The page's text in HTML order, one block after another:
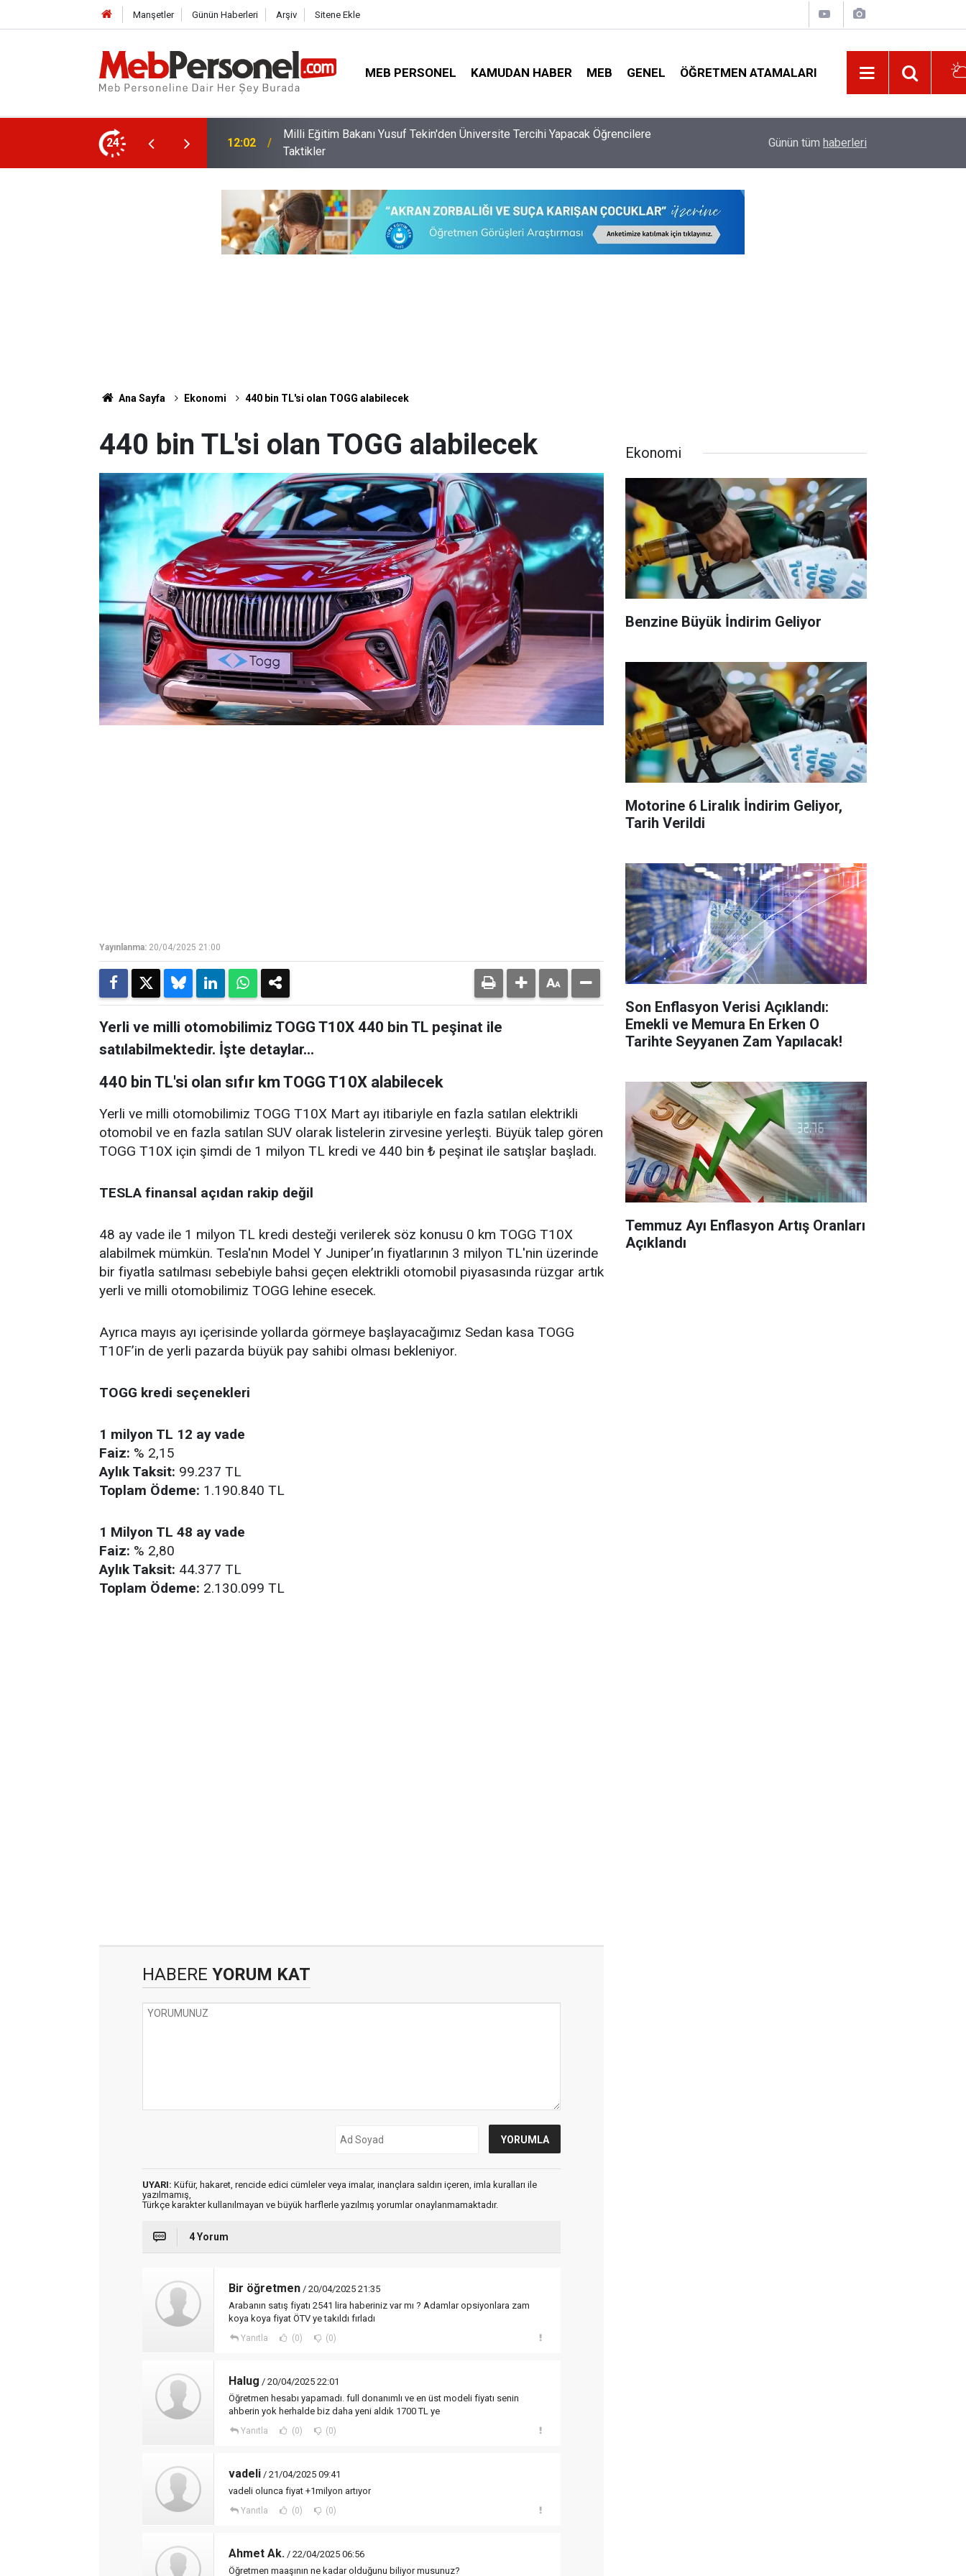
Manşetler Günün Haberleri Arşiv Sitene Ekle
MEB PERSONEL KAMUDAN HABER MEB GENEL ÖĞRETMEN ATAMALARI
24
Üniversite Tercihi Yapacak Öğrencilere
11:32 İl Dışı Özür Grubu Tercihlerinin Onayı İçin Öğretmenlerin Bir Günü Kalıyor Öğretmenlerin Maaş Promosyonunda İhale
Günün tüm haberleri
Ana Sayfa Ekonomi 440 bin TL'si olan TOGG alabilecek
440 bin TL'si olan TOGG alabilecek
Yayınlanma: 20/04/2025 21:00
Yerli ve milli otomobilimiz TOGG T10X 440 bin TL peşinat ile
satılabilmektedir. İşte detaylar…
440 bin TL'si olan sıfır km TOGG T10X alabilecek
Yerli ve milli otomobilimiz TOGG T10X Mart ayı itibariyle en fazla satılan elektrikli
otomobil ve en fazla satılan SUV olarak listelerin zirvesine yerleşti. Büyük talep gören
TOGG T10X için şimdi de 1 milyon TL kredi ve 440 bin ₺ peşinat ile satışlar başladı.
TESLA finansal açıdan rakip değil
48 ay vade ile 1 milyon TL kredi desteği verilerek söz konusu 0 km TOGG T10X
alabilmek mümkün. Tesla'nın Model Y Juniper’ın fiyatlarının 3 milyon TL'nin üzerinde
bir fiyatla satılması sebebiyle bahsi geçen elektrikli otomobil piyasasında rüzgar artık
yerli ve milli otomobilimiz TOGG lehine esecek.
Ayrıca mayıs ayı içerisinde yollarda görmeye başlayacağımız Sedan kasa TOGG
T10F’in de yerli pazarda büyük pay sahibi olması bekleniyor.
TOGG kredi seçenekleri
1 milyon TL 12 ay vade
Faiz: % 2,15
Aylık Taksit: 99.237 TL
Toplam Ödeme: 1.190.840 TL
1 Milyon TL 48 ay vade
Faiz: % 2,80
Aylık Taksit: 44.377 TL
Toplam Ödeme: 2.130.099 TL
HABERE YORUM KAT
UYARI: Küfür, hakaret, rencide edici cümleler veya imalar, inançlara saldırı içeren, imla kuralları ile
yazılmamış,
Türkçe karakter kullanılmayan ve büyük harflerle yazılmış yorumlar onaylanmamaktadır.
4 Yorum
Bir öğretmen / 20/04/2025 21:35
Arabanın satış fiyatı 2541 lira haberiniz var mı ? Adamlar opsiyonlara zam
koya koya fiyat ÖTV ye takıldı fırladı
Yanıtla (0) (0)
Halug / 20/04/2025 22:01
Öğretmen hesabı yapamadı. full donanımlı ve en üst modeli fiyatı senin
ahberin yok herhalde biz daha yeni aldık 1700 TL ye
Yanıtla (0) (0)
vadeli / 21/04/2025 09:41
vadeli olunca fiyat +1milyon artıyor
Yanıtla (0) (0)
Ahmet Ak. / 22/04/2025 06:56
Öğretmen maaşının ne kadar olduğunu biliyor musunuz?
Ekonomi
Benzine Büyük İndirim Geliyor
Motorine 6 Liralık İndirim Geliyor,
Tarih Verildi
Son Enflasyon Verisi Açıklandı:
Emekli ve Memura En Erken O
Tarihte Seyyanen Zam Yapılacak!
Temmuz Ayı Enflasyon Artış Oranları
Açıklandı